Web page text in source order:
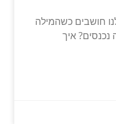
חושבים כשהמילה
איך